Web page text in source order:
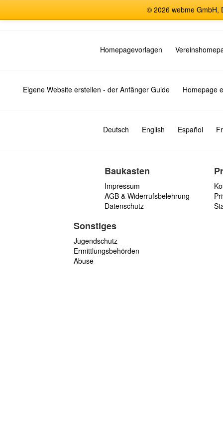
© 2026 webme GmbH,
Homepagevorlagen
Eigene Website erstellen - der Anfänger Guide Homepage
Deutsch English Español
Baukasten
Impressum
AGB & Widerrufsbelehrung
Datenschutz
Sonstiges
Jugendschutz
Ermittlungsbehörden
Abuse